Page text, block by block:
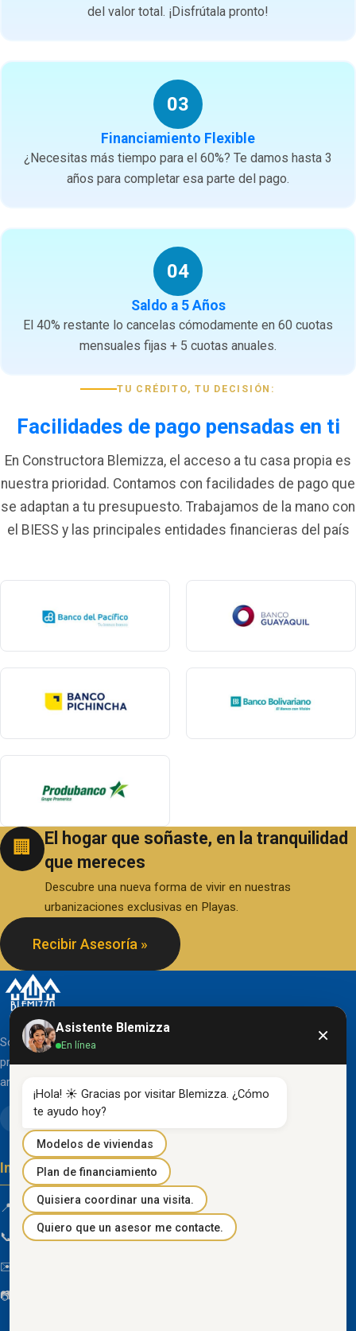
del valor total. ¡Disfrútala pronto!
03
Financiamiento Flexible
¿Necesitas más tiempo para el 60%? Te damos hasta 3
años para completar esa parte del pago.
04
Saldo a 5 Años
El 40% restante lo cancelas cómodamente en 60 cuotas
mensuales fijas + 5 cuotas anuales.
TU CRÉDITO, TU DECISIÓN:
Facilidades de pago pensadas en ti
En Constructora Blemizza, el acceso a tu casa propia es
nuestra prioridad. Contamos con facilidades de pago que
se adaptan a tu presupuesto. Trabajamos de la mano con
el BIESS y las principales entidades financieras del país
🏢
El hogar que soñaste, en la tranquilidad
que mereces
Descubre una nueva forma de vivir en nuestras
urbanizaciones exclusivas en Playas.
Recibir Asesoría »
Somos una organización líder en el desarrollo de
proyectos inmobiliarios que destacan por su diseño
arquitectónico clásico y acabados de primera línea.
Información de contacto
📍 Km 85 Vía Progreso, Playas, Guayas, Ecuador
📞 096 934 4318
✉️
📷
Asistente Blemizza
En línea ×
¡Hola! ☀️ Gracias por visitar Blemizza. ¿Cómo
te ayudo hoy?
Modelos de viviendas
Plan de financiamiento
Quisiera coordinar una visita.
Quiero que un asesor me contacte.